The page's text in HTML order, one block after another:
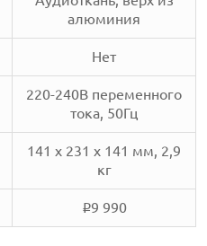
алюминия
Нет
220-240В переменного
тока, 50Гц
141 x 231 x 141 мм, 2,9
кг
i9 990